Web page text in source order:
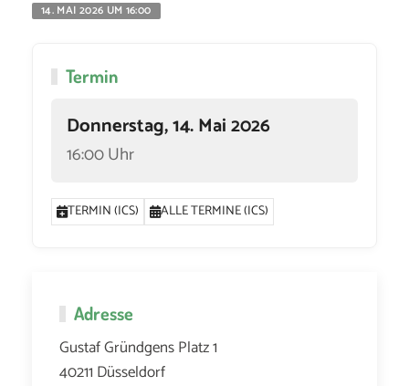
14. MAI 2026 UM 16:00
Termin
Donnerstag, 14. Mai 2026
16:00 Uhr
TERMIN (ICS) ALLE TERMINE (ICS)
Adresse
Gustaf Gründgens Platz 1
40211 Düsseldorf